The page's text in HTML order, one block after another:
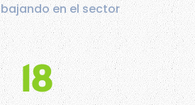
en el sector
18